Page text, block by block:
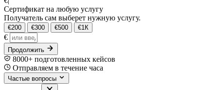
Сертификат на любую услугу
Получатель сам выберет нужную услугу.
€200 €300 €500 €1К
€
Продолжить
8000+ подготовленных кейсов
Отправляем в течение часа
Частые вопросы